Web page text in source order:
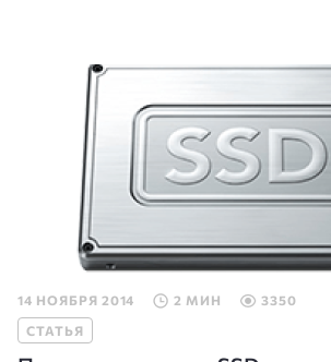
14 НОЯБРЯ 2014 2 МИН
3350
СТАТЬЯ